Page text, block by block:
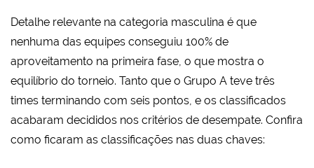
Detalhe relevante na categoria masculina é que
nenhuma das equipes conseguiu 100% de
aproveitamento na primeira fase, o que mostra o
equilíbrio do torneio. Tanto que o Grupo A teve três
times terminando com seis pontos, e os classificados
acabaram decididos nos critérios de desempate. Confira
como ficaram as classificações nas duas chaves: